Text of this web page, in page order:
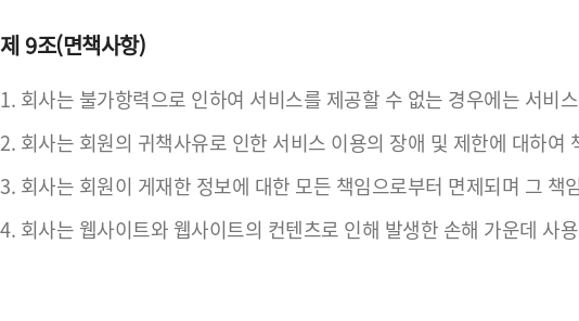
제 9조(면책사항)
1. 회사는 불가항력으로 인하여 서비스를 제공할 수 없는 경우에는 서비
2. 회사는 회원의 귀책사유로 인한 서비스 이용의 장애 및 제한에 대하여
3. 회사는 회원이 게재한 정보에 대한 모든 책임으로부터 면제되며 그 책
4. 회사는 웹사이트와 웹사이트의 컨텐츠로 인해 발생한 손해 가운데 사